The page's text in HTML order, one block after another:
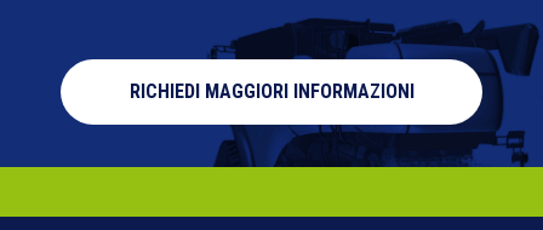
RICHIEDI MAGGIORI INFORMAZIONI